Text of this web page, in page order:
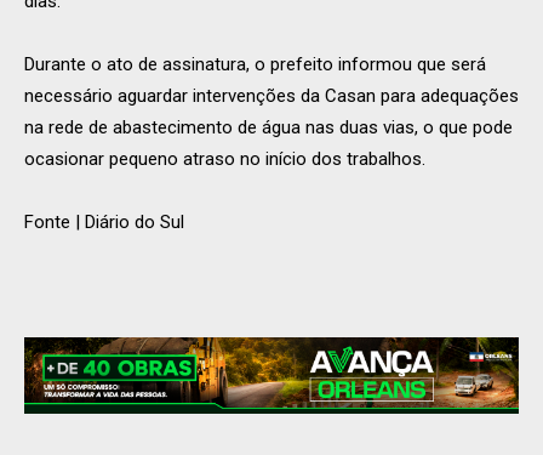
Durante o ato de assinatura, o prefeito informou que será
necessário aguardar intervenções da Casan para adequações
na rede de abastecimento de água nas duas vias, o que pode
ocasionar pequeno atraso no início dos trabalhos.
Fonte | Diário do Sul